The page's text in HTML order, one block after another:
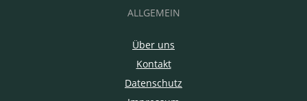
ALLGEMEIN
Über uns
Kontakt
Datenschutz